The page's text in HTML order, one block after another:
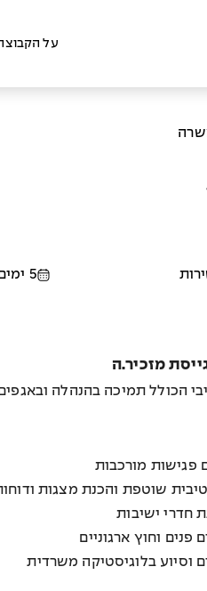
על
5 ימים בשבוע
מזכיר.ה
הכולל תמיכה בהנהלה
פגישות מורכבות
שוטפת והכנת מצגות
חדרי ישיבות
וחוץ ארגוניים
וסיוע בלוגיסטיקה משרדית